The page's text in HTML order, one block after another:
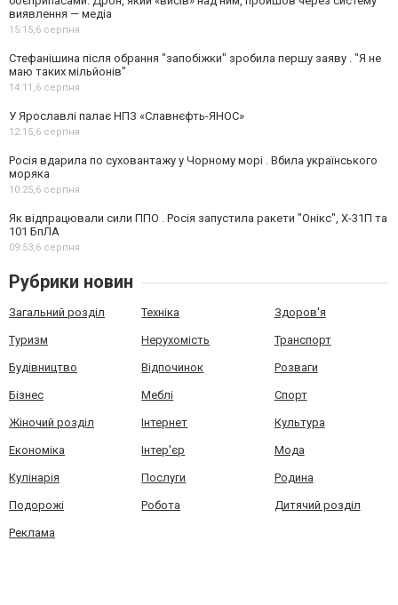
виявлення — медіа
15:15,6 серпня
Стефанішина після обрання "запобіжки" зробила першу заяву . "Я не
маю таких мільйонів"
14:11,6 серпня
У Ярославлі палає НПЗ «Славнєфть-ЯНОС»
12:15,6 серпня
Росія вдарила по суховантажу у Чорному морі . Вбила українського
моряка
10:25,6 серпня
Як відпрацювали сили ППО . Росія запустила ракети "Онікс", Х-31П та
101 БпЛА
09:53,6 серпня
Рубрики новин
Загальний розділ Техніка Здоров'я
Туризм Нерухомість Транспорт
Будівництво Відпочинок Розваги
Бізнес Меблі Спорт
Жіночий розділ Інтернет Культура
Економіка Інтер'єр Мода
Кулінарія Послуги Родина
Подорожі Робота Дитячий розділ
Реклама